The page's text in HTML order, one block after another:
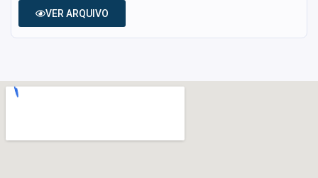
VER ARQUIVO